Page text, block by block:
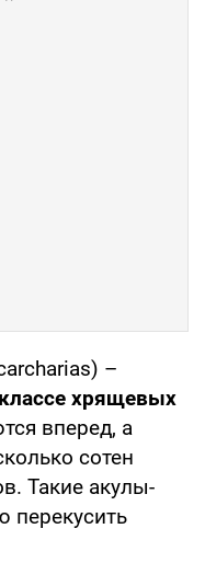
–
хрящевых
вперед, а
сотен
Такие акулы-
перекусить